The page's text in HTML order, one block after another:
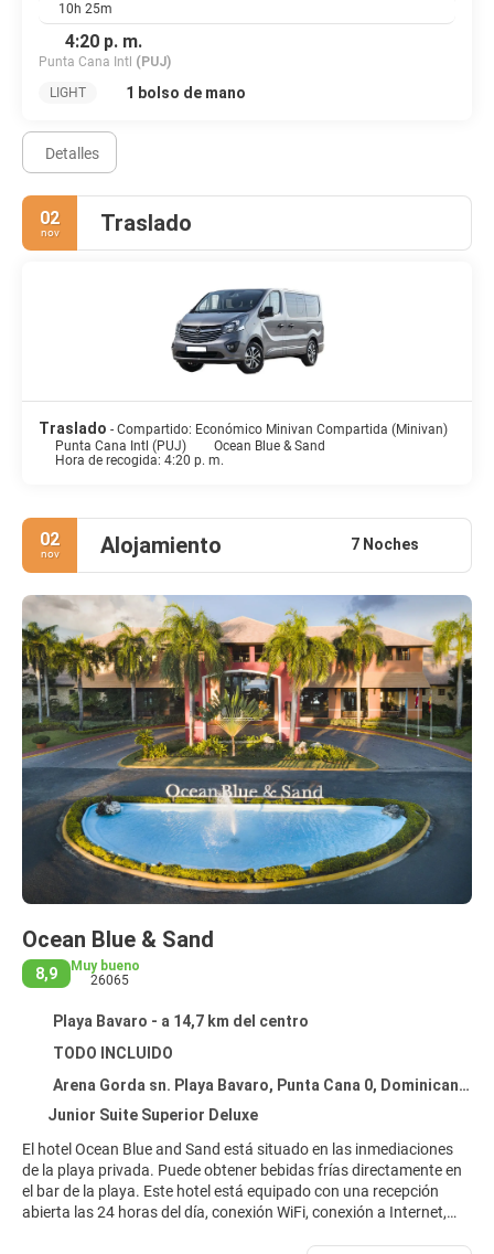
10h 25m
4:20 p. m.
Punta Cana Intl (PUJ)
LIGHT
1 bolso de mano
Detalles
02
nov Traslado
Traslado - Compartido: Económico Minivan Compartida (Minivan)
Punta Cana Intl (PUJ)
Ocean Blue & Sand
Hora de recogida: 4:20 p. m.
02
nov Alojamiento 7 Noches
Ocean Blue & Sand
8,9
Muy bueno
26065
Playa Bavaro - a 14,7 km del centro
TODO INCLUIDO
Arena Gorda sn. Playa Bavaro, Punta Cana 0, Dominican Republic, Playa Bavaro
Junior Suite Superior Deluxe
El hotel Ocean Blue and Sand está situado en las inmediaciones
de la playa privada. Puede obtener bebidas frías directamente en
el bar de la playa. Este hotel está equipado con una recepción
abierta las 24 horas del día, conexión WiFi, conexión a Internet,